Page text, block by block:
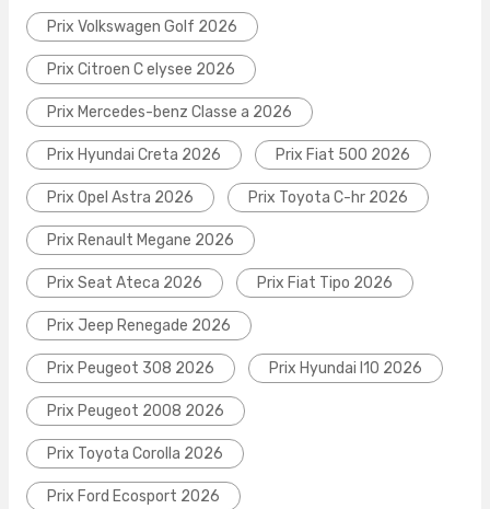
Prix Volkswagen Golf 2026
Prix Citroen C elysee 2026
Prix Mercedes-benz Classe a 2026
Prix Hyundai Creta 2026 Prix Fiat 500 2026
Prix Opel Astra 2026 Prix Toyota C-hr 2026
Prix Renault Megane 2026
Prix Seat Ateca 2026 Prix Fiat Tipo 2026
Prix Jeep Renegade 2026
Prix Peugeot 308 2026 Prix Hyundai I10 2026
Prix Peugeot 2008 2026
Prix Toyota Corolla 2026
Prix Ford Ecosport 2026